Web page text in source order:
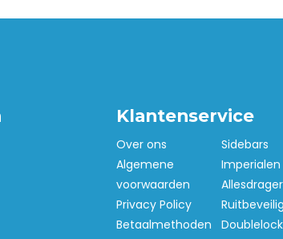
Klantenservice
Over ons
Algemene
voorwaarden
Privacy Policy
Betaalmethoden
Sidebars
Imperialen
Doublelock